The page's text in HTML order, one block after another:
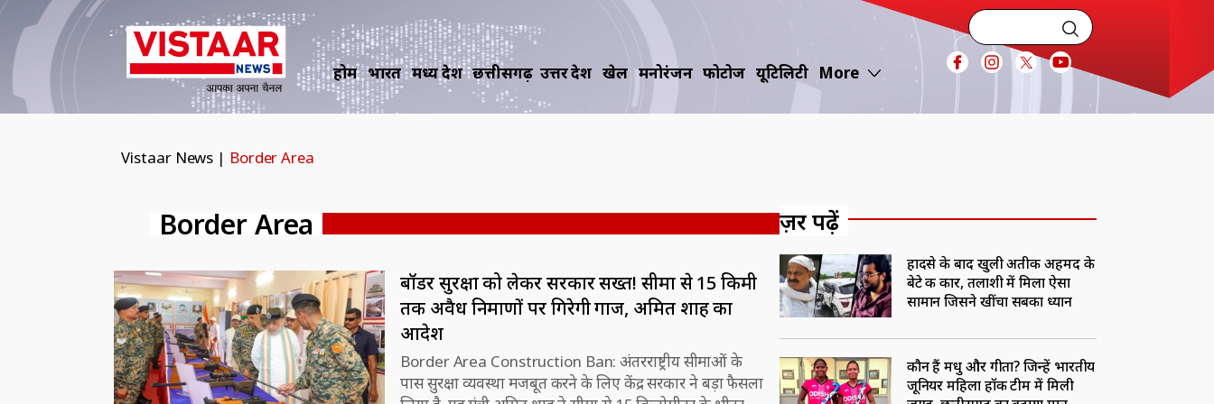
होम भारत मध्य प्रदेश छत्तीसगढ़ उत्तर प्रदेश खेल मनोरंजन फोटोज यूटिलिटी More
Vistaar News | Border Area
Border Area
बॉर्डर सुरक्षा को लेकर सरकार सख्‍त! सीमा से 15 किमी
तक अवैध निर्माणों पर गिरेगी गाज, अमित शाह का
आदेश
Border Area Construction Ban: अंतरराष्ट्रीय सीमाओं के
पास सुरक्षा व्यवस्था मजबूत करने के लिए केंद्र सरकार ने बड़ा फैसला
ज़रूर पढ़ें
हादसे के बाद खुली अतीक अहमद के
बेटे की कार, तलाशी में मिला ऐसा
सामान जिसने खींचा सबका ध्यान
कौन हैं मधु और गीता? जिन्हें भारतीय
जूनियर महिला हॉकी टीम में मिली